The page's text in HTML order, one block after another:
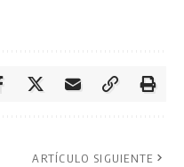
ARTÍCULO SIGUIENTE